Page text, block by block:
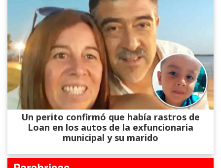
Un perito confirmó que había rastros de
Loan en los autos de la exfuncionaria
municipal y su marido